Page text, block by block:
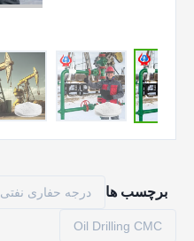
برچسب ها درجه حفاری نفتی CMC,افزودنی برای حفاری نفت,حفاری نفت CMC
Oil Drilling CMC